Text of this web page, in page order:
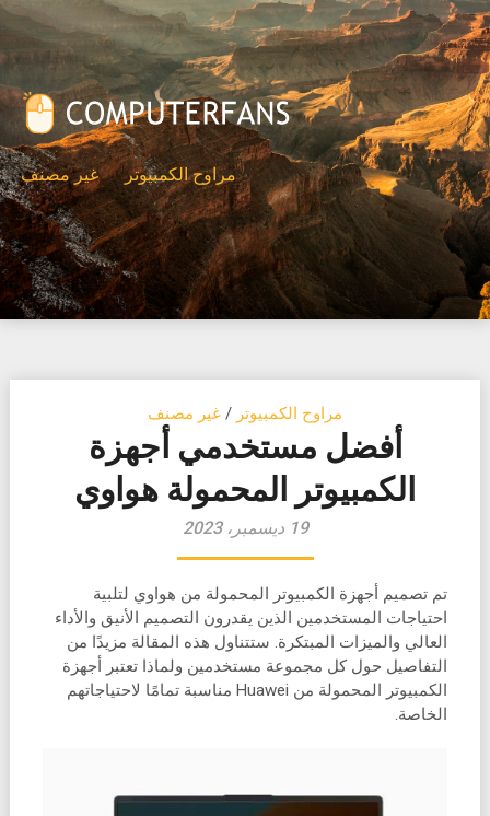
Skip
to
content
مراوح الكمبيوتر غير مصنف
مراوح الكمبيوتر / غير مصنف
أفضل مستخدمي أجهزة
الكمبيوتر المحمولة هواوي
19 ديسمبر، 2023
تم تصميم أجهزة الكمبيوتر المحمولة من هواوي لتلبية
احتياجات المستخدمين الذين يقدرون التصميم الأنيق والأداء
العالي والميزات المبتكرة. ستتناول هذه المقالة مزيدًا من
التفاصيل حول كل مجموعة مستخدمين ولماذا تعتبر أجهزة
الكمبيوتر المحمولة من Huawei مناسبة تمامًا لاحتياجاتهم
الخاصة.